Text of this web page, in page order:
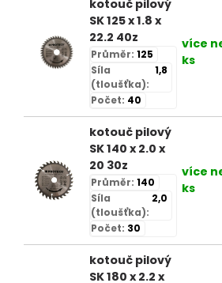
kotouč pilový
SK 125 x 1.8 x
22.2 40z
Průměr: 125
Síla
(tloušťka):
1,8
Počet: 40
více
ks
kotouč pilový
SK 140 x 2.0 x
20 30z
Průměr: 140
Síla
(tloušťka):
2,0
Počet: 30
více
ks
kotouč pilový
SK 180 x 2.2 x